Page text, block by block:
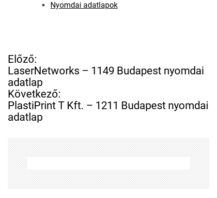
Nyomdai adatlapok
B
e
j
e
g
y
z
é
s
n
a
v
Előző:
LaserNetworks – 1149 Budapest nyomdai
adatlap
Következő:
PlastiPrint T Kft. – 1211 Budapest nyomdai
adatlap